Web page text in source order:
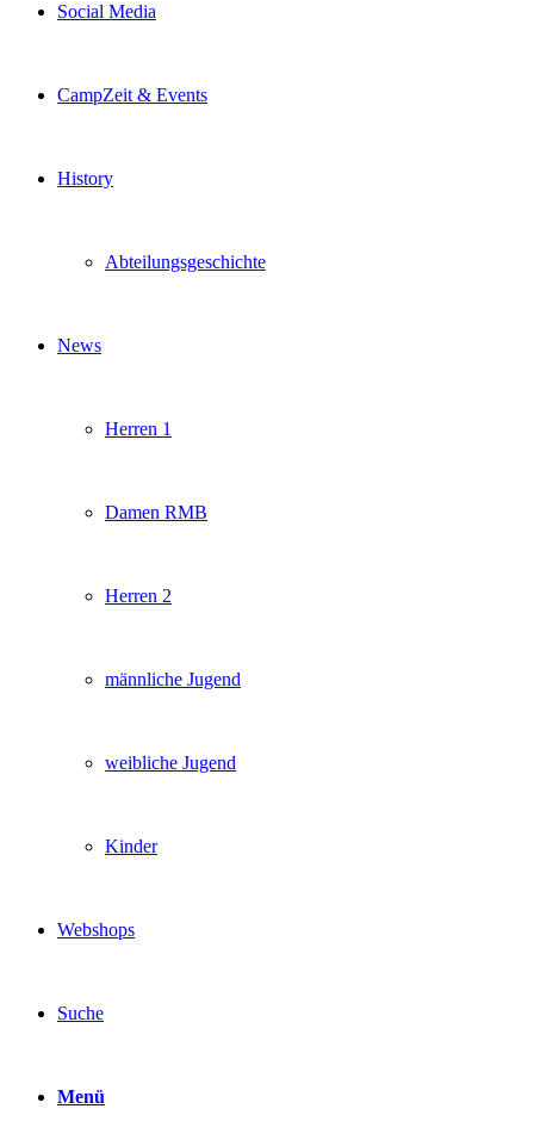
Social Media
CampZeit & Events
History
Abteilungsgeschichte
News
Herren 1
Damen RMB
Herren 2
männliche Jugend
weibliche Jugend
Kinder
Webshops
Suche
Menü